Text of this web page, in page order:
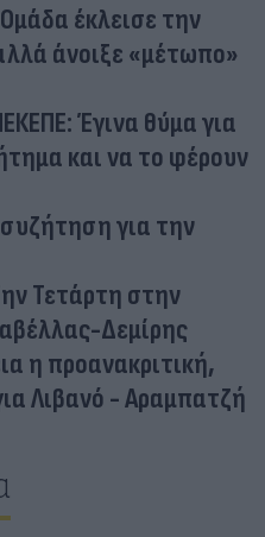
έκλεισε την
άνοιξε «μέτωπο»
Έγινα θύμα για
και να το φέρουν
για την
Τετάρτη στην
Δεμίρης
η προανακριτική,
Λιβανό - Αραμπατζή